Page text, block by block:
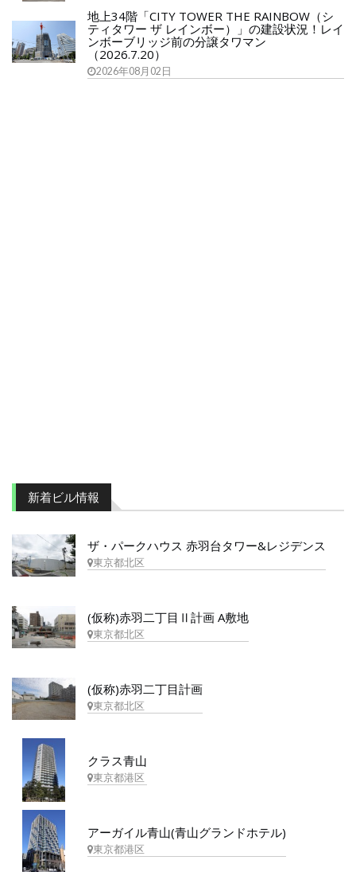
地上34階「CITY TOWER THE RAINBOW（シ
ティタワー ザ レインボー）」の建設状況！レイ
ンボーブリッジ前の分譲タワマン
（2026.7.20）
2026年08月02日
新着ビル情報
ザ・パークハウス 赤羽台タワー&レジデンス
東京都北区
(仮称)赤羽二丁目Ⅱ計画 A敷地
東京都北区
(仮称)赤羽二丁目計画
東京都北区
クラス青山
東京都港区
アーガイル青山(青山グランドホテル)
東京都港区